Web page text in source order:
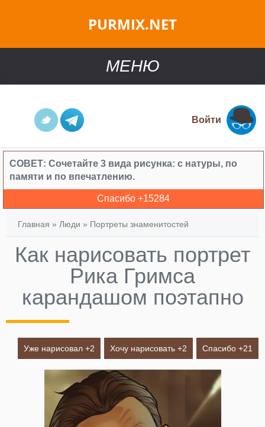
PURMIX.NET
МЕНЮ
Войти
СОВЕТ: Сочетайте 3 вида рисунка: с натуры, по
памяти и по впечатлению.
Спасибо +15284
Главная » Люди » Портреты знаменитостей
Как нарисовать портрет
Рика Гримса
карандашом поэтапно
Уже нарисовал +2 Хочу нарисовать +2 Спасибо +21